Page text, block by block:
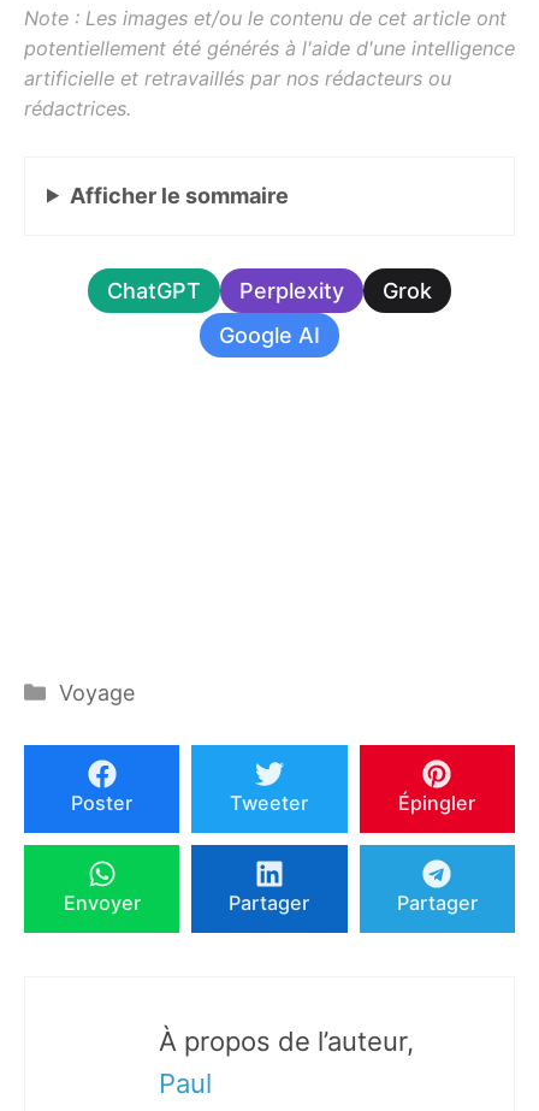
Afficher le sommaire
ChatGPT Perplexity
Grok
Google AI
Catégories
Voyage
Poster Tweeter Épingler
Envoyer Partager Partager
À propos de l’auteur,
Paul